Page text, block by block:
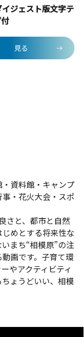
ジェスト版文字テ
見る
・資料館・キャンプ
・花火大会・スポ
さと、都市と自然
めとする将来性な
まち“相模原”の注
画です。子育て環
やアクティビティ
ょうどいい、相模